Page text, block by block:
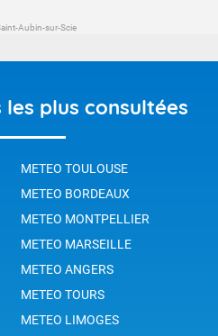
Aubin-sur-Scie
les plus consultées
METEO TOULOUSE
METEO BORDEAUX
METEO MONTPELLIER
METEO MARSEILLE
METEO ANGERS
METEO TOURS
METEO LIMOGES